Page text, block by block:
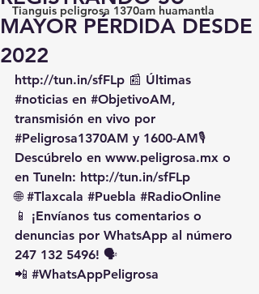
Tianguis peligrosa 1370am huamantla
MAYOR PÉRDIDA DESDE
2022
http://tun.in/sfFLp 📰 Últimas
#noticias en #ObjetivoAM,
transmisión en vivo por
#Peligrosa1370AM y 1600-AM🎙️
Descúbrelo en www.peligrosa.mx o
en TuneIn: http://tun.in/sfFLp
🌐 #Tlaxcala #Puebla #RadioOnline
📱 ¡Envíanos tus comentarios o
denuncias por WhatsApp al número
247 132 5496! 🗣️
📲 #WhatsAppPeligrosa